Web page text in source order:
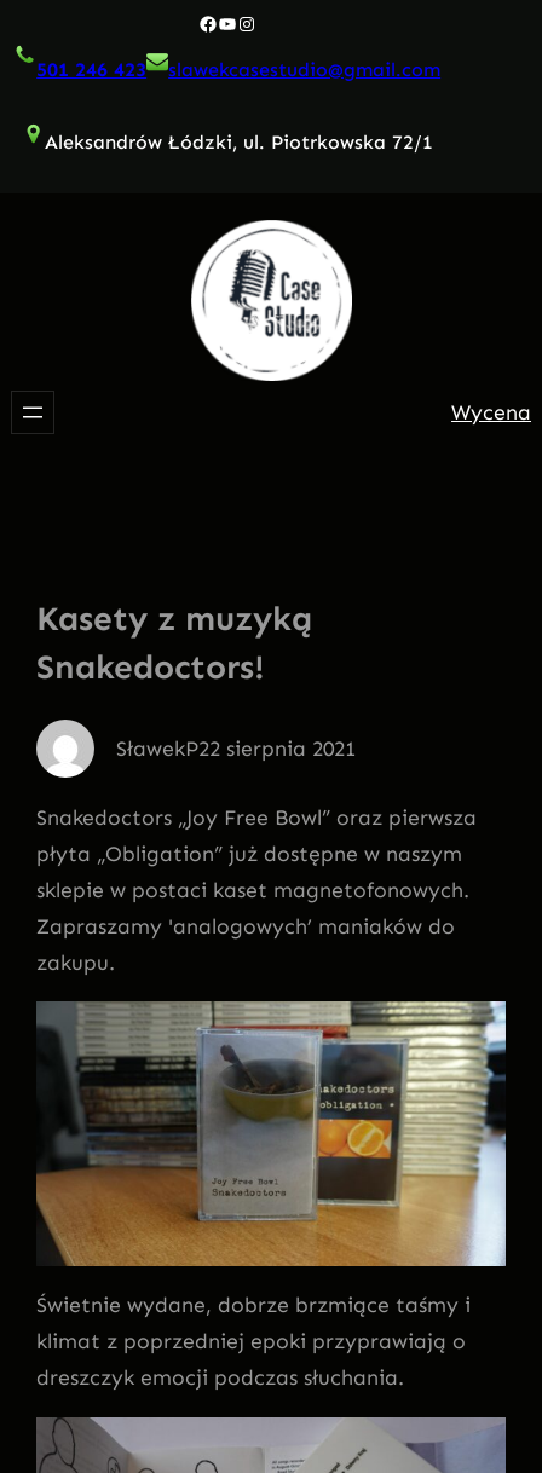
do
Facebook
YouTube
Instagram
501 246 423 slawekcasestudio@gmail.com
Aleksandrów Łódzki, ul. Piotrkowska 72/1
Wycena
Kasety z muzyką
Snakedoctors!
SławekP22 sierpnia 2021
Snakedoctors „Joy Free Bowl” oraz pierwsza
płyta „Obligation” już dostępne w naszym
sklepie w postaci kaset magnetofonowych.
Zapraszamy 'analogowych’ maniaków do
zakupu.
Świetnie wydane, dobrze brzmiące taśmy i
klimat z poprzedniej epoki przyprawiają o
dreszczyk emocji podczas słuchania.